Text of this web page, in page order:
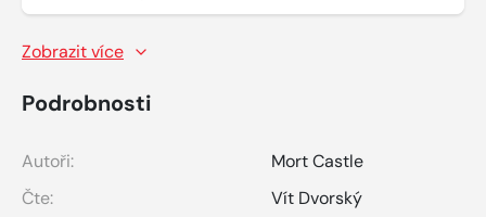
Zobrazit více
Podrobnosti
Autoři:
Mort Castle
Čte:
Vít Dvorský